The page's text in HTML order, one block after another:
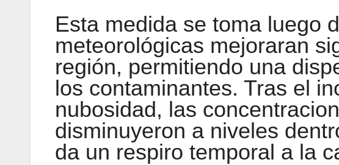
Esta medida se toma luego
meteorológicas mejoraran
región, permitiendo una
los contaminantes. Tras el
nubosidad, las
disminuyeron a niveles
da un respiro temporal a la